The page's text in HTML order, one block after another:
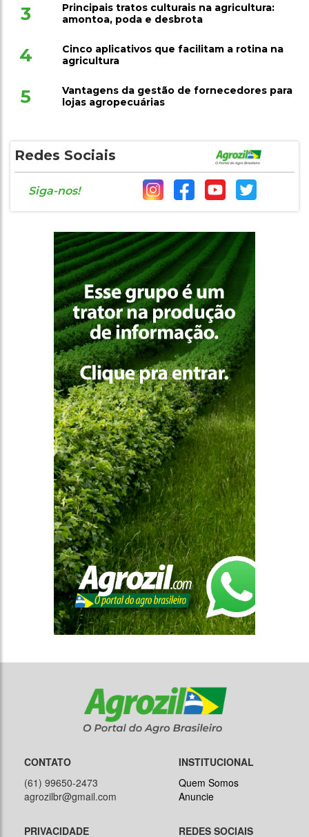
3
Principais tratos culturais na agricultura:
amontoa, poda e desbrota
4
Cinco aplicativos que facilitam a rotina na
agricultura
5
Vantagens da gestão de fornecedores para
lojas agropecuárias
Redes Sociais
Siga-nos!
CONTATO
(61) 99650-2473
agrozilbr@gmail.com
INSTITUCIONAL
Quem Somos
Anuncie
PRIVACIDADE REDES SOCIAIS